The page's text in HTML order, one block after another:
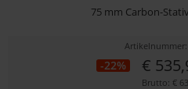
75 mm Carbon-
Artikelnummer:
-22% €
Brutto: €